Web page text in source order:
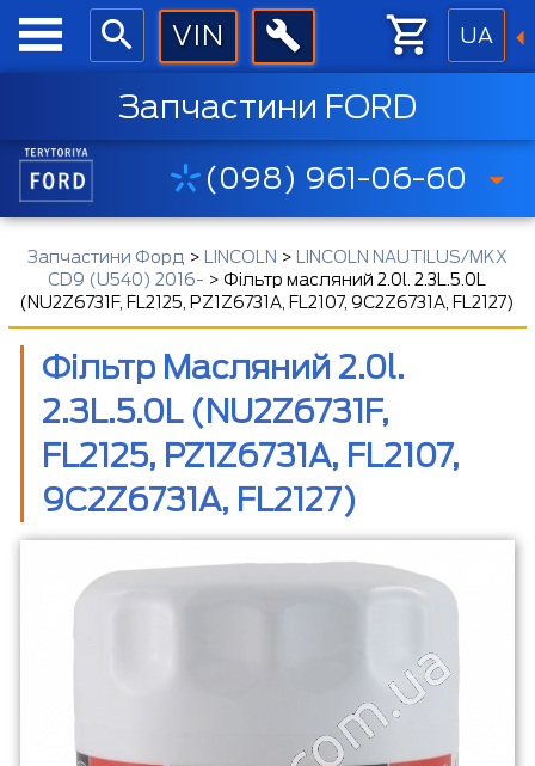
UA
Запчастини FORD
(098) 961-06-60
Запчастини Форд > LINCOLN >
LINCOLN NAUTILUS/MKX
CD9 (U540) 2016- >Фільтр масляний 2.0l. 2.3L.5.0L
(NU2Z6731F, FL2125, PZ1Z6731A, FL2107, 9C2Z6731A, FL2127)
Фільтр Масляний 2.0l.
2.3L.5.0L (NU2Z6731F,
FL2125, PZ1Z6731A, FL2107,
9C2Z6731A, FL2127)